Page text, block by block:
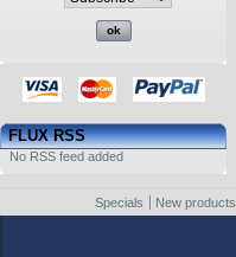
FLUX RSS
No RSS feed added
Specials New products